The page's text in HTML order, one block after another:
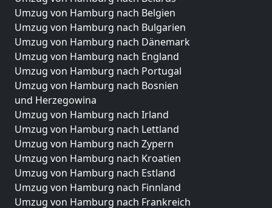
Umzug von Hamburg nach Belgien
Umzug von Hamburg nach Bulgarien
Umzug von Hamburg nach Dänemark
Umzug von Hamburg nach England
Umzug von Hamburg nach Portugal
Umzug von Hamburg nach Bosnien
und Herzegowina
Umzug von Hamburg nach Irland
Umzug von Hamburg nach Lettland
Umzug von Hamburg nach Zypern
Umzug von Hamburg nach Kroatien
Umzug von Hamburg nach Estland
Umzug von Hamburg nach Finnland
Umzug von Hamburg nach Frankreich